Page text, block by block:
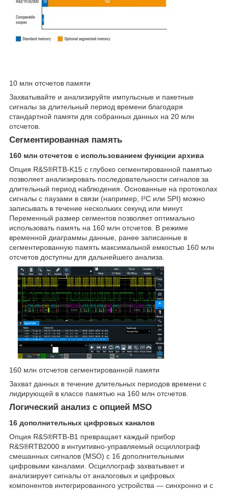
10 млн отсчетов памяти
Захватывайте и анализируйте импульсные и пакетные
сигналы за длительный период времени благодаря
стандартной памяти для собранных данных на 20 млн
отсчетов.
Сегментированная память
160 млн отсчетов с использованием функции архива
Опция R&S®RTB-K15 с глубоко сегментированной памятью
позволяет анализировать последовательности сигналов за
длительный период наблюдения. Основанные на протоколах
сигналы с паузами в связи (например, I²C или SPI) можно
записывать в течение нескольких секунд или минут.
Переменный размер сегментов позволяет оптимально
использовать память на 160 млн отсчетов. В режиме
временной диаграммы данные, ранее записанные в
сегментированную память максимальной емкостью 160 млн
отсчетов доступны для дальнейшего анализа.
160 млн отсчетов сегментированной памяти
Захват данных в течение длительных периодов времени с
лидирующей в классе памятью на 160 млн отсчетов.
Логический анализ с опцией MSO
16 дополнительных цифровых каналов
Опция R&S®RTB-B1 превращает каждый прибор
R&S®RTB2000 в интуитивно-управляемый осциллограф
смешанных сигналов (MSO) с 16 дополнительными
цифровыми каналами. Осциллограф захватывает и
анализирует сигналы от аналоговых и цифровых
компонентов интегрированного устройства — синхронно и с